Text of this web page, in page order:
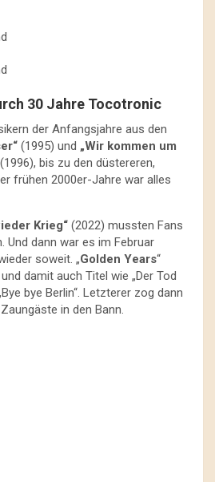
30 Jahre Tocotronic
der Anfangsjahre aus den
(1995) und „Wir kommen um
(1996), bis zu den düstereren,
frühen 2000er-Jahre war alles
Krieg“ (2022) mussten Fans
Und dann war es im Februar
soweit. „Golden Years“
damit auch Titel wie „Der Tod
bye Berlin“. Letzterer zog dann
in den Bann.